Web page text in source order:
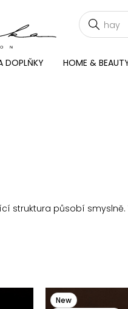
DOPLŇKY HOME &
působí smyslně.
New